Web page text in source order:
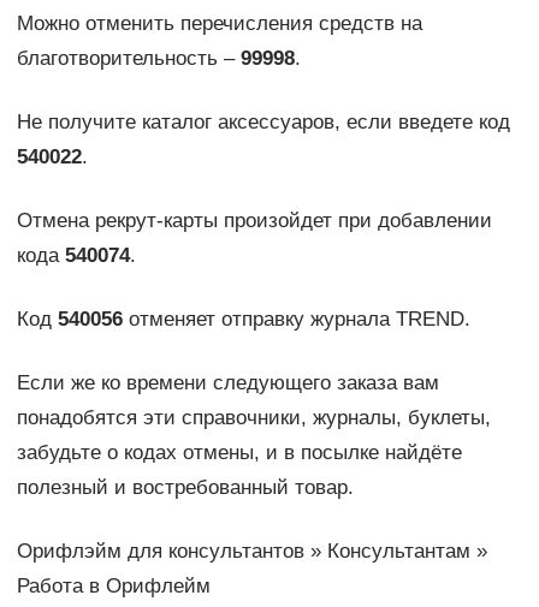
Можно отменить перечисления средств на
благотворительность – 99998.
Не получите каталог аксессуаров, если введете код
540022.
Отмена рекрут-карты произойдет при добавлении
кода 540074.
Код 540056отменяет отправку журнала TREND.
Если же ко времени следующего заказа вам
понадобятся эти справочники, журналы, буклеты,
забудьте о кодах отмены, и в посылке найдёте
полезный и востребованный товар.
Орифлэйм для консультантов » Консультантам »
Работа в Орифлейм